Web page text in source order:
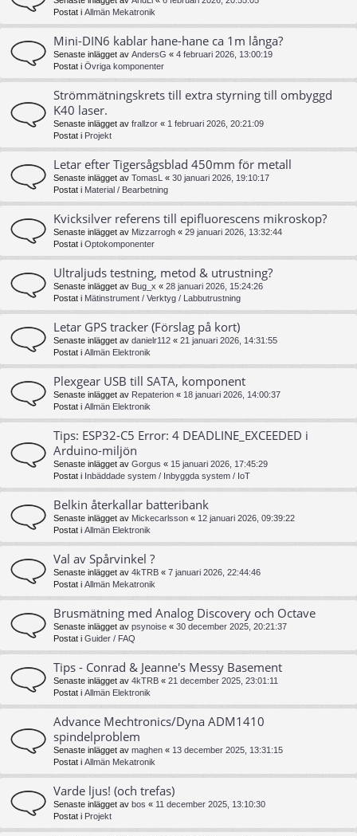
Postat i Allmän Mekatronik
Mini-DIN6 kablar hane-hane ca 1m långa?
Senaste inlägget av AndersG « 4 februari 2026, 13:00:19
Postat i Övriga komponenter
Strömmätningskrets till extra styrning till ombyggd
K40 laser.
Senaste inlägget av frallzor « 1 februari 2026, 20:21:09
Postat i Projekt
Letar efter Tigersågsblad 450mm för metall
Senaste inlägget av TomasL « 30 januari 2026, 19:10:17
Postat i Material / Bearbetning
Kvicksilver referens till epifluorescens mikroskop?
Senaste inlägget av Mizzarrogh « 29 januari 2026, 13:32:44
Postat i Optokomponenter
Ultraljuds testning, metod & utrustning?
Senaste inlägget av Bug_x « 28 januari 2026, 15:24:26
Postat i Mätinstrument / Verktyg / Labbutrustning
Letar GPS tracker (Förslag på kort)
Senaste inlägget av danielr112 « 21 januari 2026, 14:31:55
Postat i Allmän Elektronik
Plexgear USB till SATA, komponent
Senaste inlägget av Repaterion « 18 januari 2026, 14:00:37
Postat i Allmän Elektronik
Tips: ESP32-C5 Error: 4 DEADLINE_EXCEEDED i
Arduino-miljön
Senaste inlägget av Gorgus « 15 januari 2026, 17:45:29
Postat i Inbäddade system / Inbyggda system / IoT
Belkin återkallar batteribank
Senaste inlägget av Mickecarlsson « 12 januari 2026, 09:39:22
Postat i Allmän Elektronik
Val av Spårvinkel ?
Senaste inlägget av 4kTRB « 7 januari 2026, 22:44:46
Postat i Allmän Mekatronik
Brusmätning med Analog Discovery och Octave
Senaste inlägget av psynoise « 30 december 2025, 20:21:37
Postat i Guider / FAQ
Tips - Conrad & Jeanne's Messy Basement
Senaste inlägget av 4kTRB « 21 december 2025, 23:01:11
Postat i Allmän Elektronik
Advance Mechtronics/Dyna ADM1410
spindelproblem
Senaste inlägget av maghen « 13 december 2025, 13:31:15
Postat i Allmän Mekatronik
Varde ljus! (och trefas)
Senaste inlägget av bos « 11 december 2025, 13:10:30
Postat i Projekt